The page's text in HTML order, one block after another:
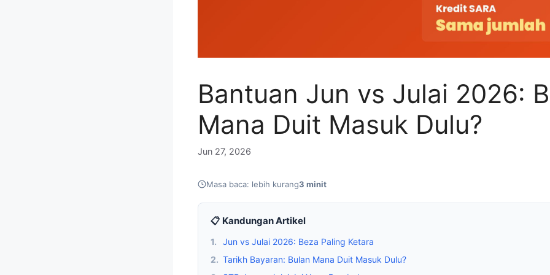
Bantuan Jun vs Julai 2026:
Mana Duit Masuk Dulu?
Jun 27, 2026
Masa baca: lebih kurang3 minit
📋 Kandungan Artikel
1.
Jun vs Julai 2026: Beza Paling Ketara
2. Tarikh Bayaran: Bulan Mana Duit Masuk Dulu?